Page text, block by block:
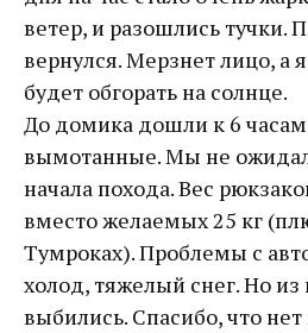
ветер, и разошлись тучки.
вернулся. Мерзнет лицо, а
будет обгорать на солнце.
До домика дошли к 6
вымотанные. Мы не
начала похода. Вес
вместо желаемых 25 кг
Тумроках). Проблемы с
холод, тяжелый снег. Но
выбились. Спасибо, что